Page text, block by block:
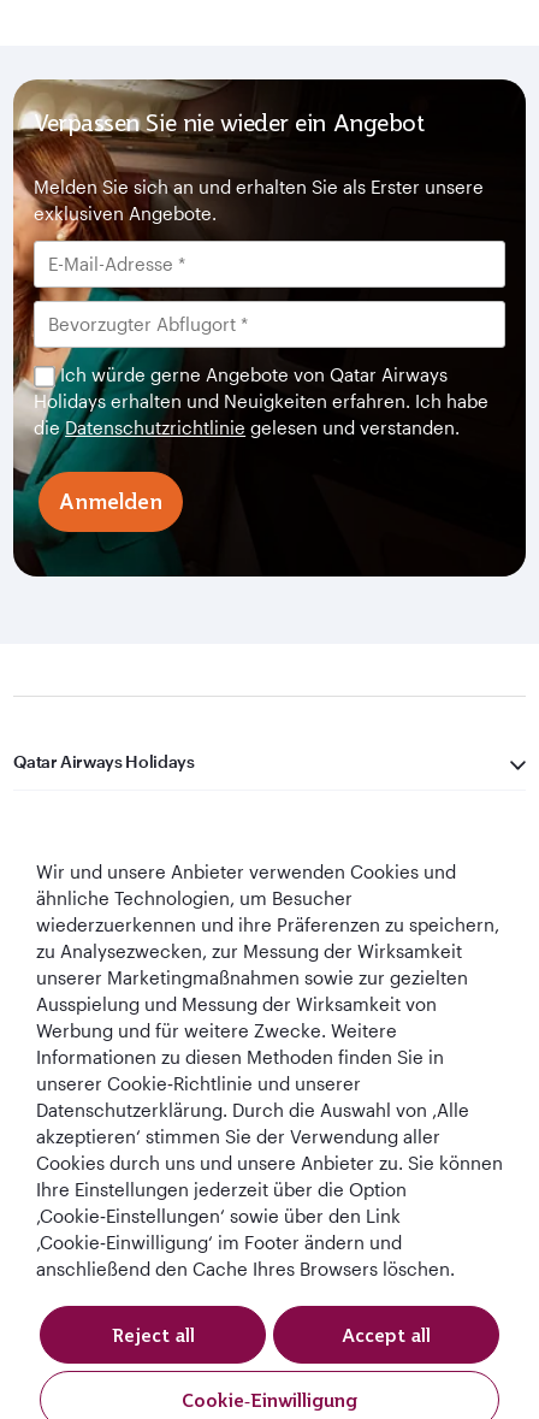
Verpassen Sie nie wieder ein Angebot
Melden Sie sich an und erhalten Sie als Erster unsere
exklusiven Angebote.
Ich würde gerne Angebote von Qatar Airways
Holidays erhalten und Neuigkeiten erfahren. Ich habe
dieDatenschutzrichtlinie gelesen und verstanden.
Anmelden
Qatar Airways Holidays
In Verbindung bleiben
Middle East
World's Best
Airline
World's Best
Business Class
Lounge
AGB Cookie-Richtlinie
Diese Website wird von Qatar Airways Holidays betrieben. Die Produkte
werden von Overseas Travel of Europe (französische
Unternehmensnummer (SIREN) 994 887 412) in Zusammenarbeit mit
Wir und unsere Anbieter verwenden Cookies und
ähnliche Technologien, um Besucher
wiederzuerkennen und ihre Präferenzen zu speichern,
zu Analysezwecken, zur Messung der Wirksamkeit
unserer Marketingmaßnahmen sowie zur gezielten
Ausspielung und Messung der Wirksamkeit von
Werbung und für weitere Zwecke. Weitere
Informationen zu diesen Methoden finden Sie in
unserer Cookie‑Richtlinie und unserer
Datenschutzerklärung. Durch die Auswahl von ‚Alle
akzeptieren‘ stimmen Sie der Verwendung aller
Cookies durch uns und unsere Anbieter zu. Sie können
Ihre Einstellungen jederzeit über die Option
‚Cookie‑Einstellungen‘ sowie über den Link
‚Cookie‑Einwilligung‘ im Footer ändern und
anschließend den Cache Ihres Browsers löschen.
Cookie‑Einwilligung
Reject all Accept all